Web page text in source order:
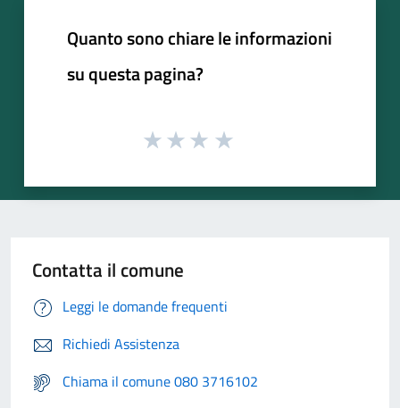
Quanto sono chiare le informazioni
su questa pagina?
Contatta il comune
Leggi le domande frequenti
Richiedi Assistenza
Chiama il comune 080 3716102